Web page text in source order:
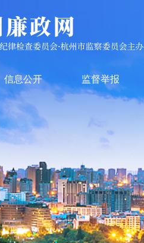
信息公开 监督举报